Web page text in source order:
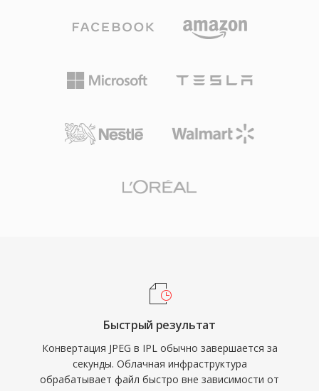
Быстрый результат
Конвертация JPEG в IPL обычно завершается за
секунды. Облачная инфраструктура
обрабатывает файл быстро вне зависимости от